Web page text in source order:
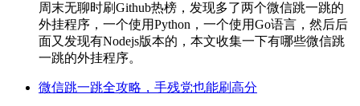
周末无聊时刷Github热榜，发现多了两个微信跳一跳的
外挂程序，一个使用Python，一个使用Go语言，然后后
面又发现有Nodejs版本的，本文收集一下有哪些微信跳
一跳的外挂程序。
微信跳一跳全攻略，手残党也能刷高分